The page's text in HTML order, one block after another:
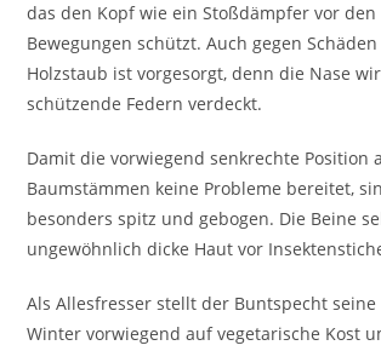
das den Kopf wie ein Stoßdämpfer vor
Bewegungen schützt. Auch gegen
Holzstaub ist vorgesorgt, denn die Nase
schützende Federn verdeckt.
Damit die vorwiegend senkrechte Position
Baumstämmen keine Probleme bereitet,
besonders spitz und gebogen. Die Beine
ungewöhnlich dicke Haut vor
Als Allesfresser stellt der Buntspecht
Winter vorwiegend auf vegetarische Kost